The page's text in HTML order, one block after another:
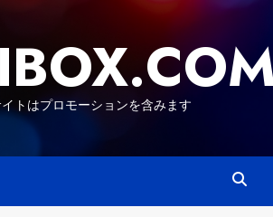
トはプロモーションを含みます